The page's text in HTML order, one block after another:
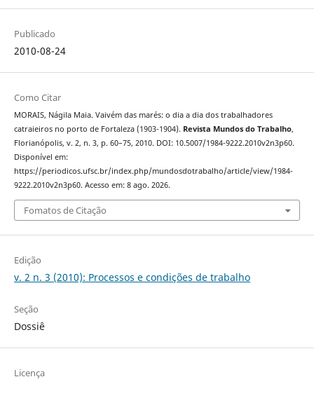
Publicado
2010-08-24
Como Citar
MORAIS, Nágila Maia. Vaivém das marés: o dia a dia dos trabalhadores
catraieiros no porto de Fortaleza (1903-1904). Revista Mundos do Trabalho,
Florianópolis, v. 2, n. 3, p. 60–75, 2010. DOI: 10.5007/1984-9222.2010v2n3p60.
Disponível em:
https://periodicos.ufsc.br/index.php/mundosdotrabalho/article/view/1984-
9222.2010v2n3p60. Acesso em: 8 ago. 2026.
Fomatos de Citação
Edição
v. 2 n. 3 (2010): Processos e condições de trabalho
Seção
Dossiê
Licença